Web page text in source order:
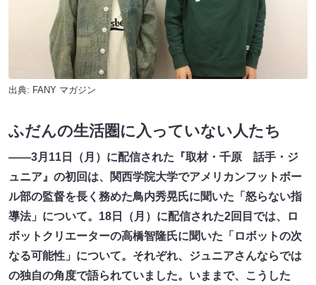
出典: FANY マガジン
ふだんの生活圏に入っていない人たち
――3月11日（月）に配信された『取材・千原 話手・ジ
ュニア』の初回は、関西学院大学でアメリカンフットボー
ル部の監督を長く務めた鳥内秀晃氏に聞いた「怒らない指
導法」について。18日（月）に配信された2回目では、ロ
ボットクリエーターの高橋智隆氏に聞いた「ロボットの次
なる可能性」について。それぞれ、ジュニアさんならでは
の独自の角度で語られていました。いままで、こうした